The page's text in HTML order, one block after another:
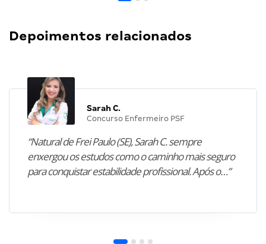
Depoimentos relacionados
Sarah C.
Concurso Enfermeiro PSF
“Natural de Frei Paulo (SE), Sarah C. sempre
enxergou os estudos como o caminho mais seguro
para conquistar estabilidade profissional. Após o…”